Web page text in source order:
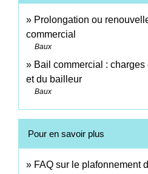
Prolongation ou
commercial
Baux
Bail commercial :
et du bailleur
Baux
Pour en savoir plus
FAQ sur le plafonnement